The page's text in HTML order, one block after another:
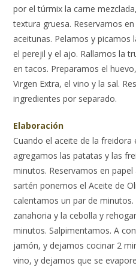
por el túrmix la carne
textura gruesa. Reservamos
aceitunas. Pelamos y picamos
el perejil y el ajo. Rallamos la
en tacos. Preparamos el
Virgen Extra, el vino y la sal.
ingredientes por separado.
Elaboración
Cuando el aceite de la freidora
agregamos las patatas y las
minutos. Reservamos en papel
sartén ponemos el Aceite de
calentamos un par de
zanahoria y la cebolla y
minutos. Salpimentamos. A
jamón, y dejamos cocinar 2
vino, y dejamos que se